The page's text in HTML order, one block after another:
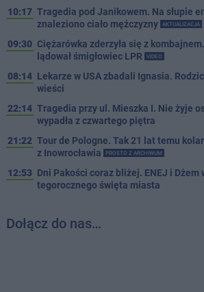
10:17 Tragedia pod Janikowem. Na słupie
znaleziono ciało mężczyzny
AKTUALIZACJA
09:30 Ciężarówka zderzyła się z
lądował śmigłowiec LPR
VIDEO
08:14 Lekarze w USA zbadali Ignasia.
wieści
22:14 Tragedia przy ul. Mieszka I. Nie żyje
wypadła z czwartego piętra
21:22 Tour de Pologne. Tak 21 lat temu
z Inowrocławia
PROSTO Z ARCHIWUM
12:53 Dni Pakości coraz bliżej. ENEJ i Dżem
tegorocznego święta miasta
Dołącz do nas…